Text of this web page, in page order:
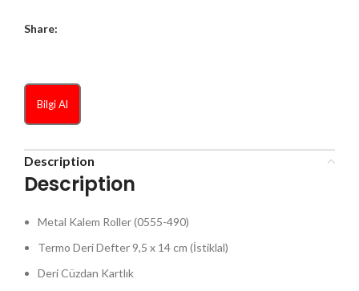
Share:
Bilgi Al
Description
Description
Metal Kalem Roller (0555-490)
Termo Deri Defter 9,5 x 14 cm (İstiklal)
Deri Cüzdan Kartlık